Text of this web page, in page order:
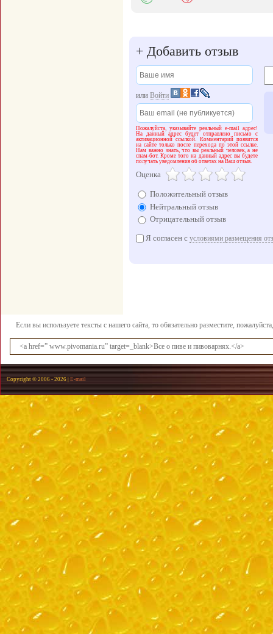
+ Добавить отзыв
или Войти
Пожалуйста, указывайте реальный e-mail адрес!
На данный адрес будет отправлено письмо с
активационной ссылкой. Комментарий появится
на сайте только после перехода по этой ссылке.
Нам важно знать, что вы реальный человек, а не
спам-бот. Кроме того на данный адрес вы будете
получать уведомления об ответах на Ваш отзыв.
Оценка
Положительный отзыв
Нейтральный отзыв
Отрицательный отзыв
Я согласен с условиями размещения
Если вы используете тексты с нашего сайта, то обязательно разместите,
<a href=” www.pivomania.ru” target=_blank>Все о пиве и пивоварнях.</a>
Copyright © 2006 -2026 |E-mail